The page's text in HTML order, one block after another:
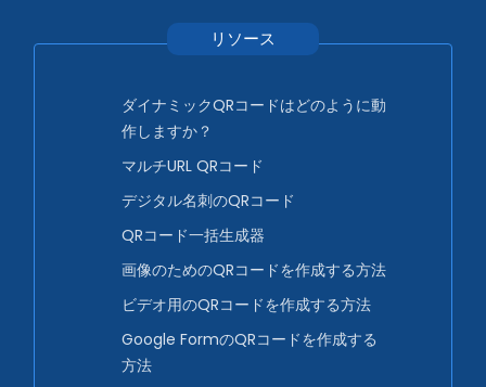
リソース
ダイナミックQRコードはどのように動
作しますか？
マルチURL QRコード
デジタル名刺のQRコード
QRコード一括生成器
画像のためのQRコードを作成する方法
ビデオ用のQRコードを作成する方法
Google FormのQRコードを作成する
方法